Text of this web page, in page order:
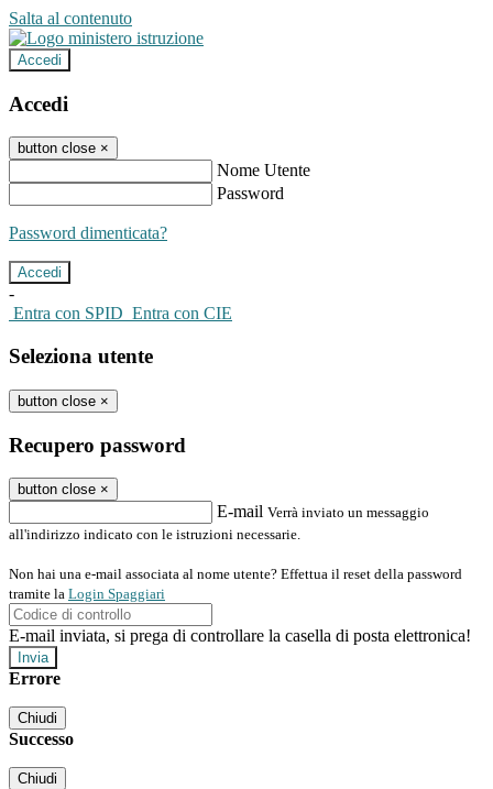
Salta al contenuto
Accedi
Accedi
button close ×
Nome Utente
Password
Password dimenticata?
-
Entra con SPID Entra con CIE
Seleziona utente
button close ×
Recupero password
button close ×
E-mail Verrà inviato un messaggio
all'indirizzo indicato con le istruzioni necessarie.
Non hai una e-mail associata al nome utente? Effettua il reset della password
tramite la Login Spaggiari
E-mail inviata, si prega di controllare la casella di posta elettronica!
Errore
Chiudi
Successo
Chiudi